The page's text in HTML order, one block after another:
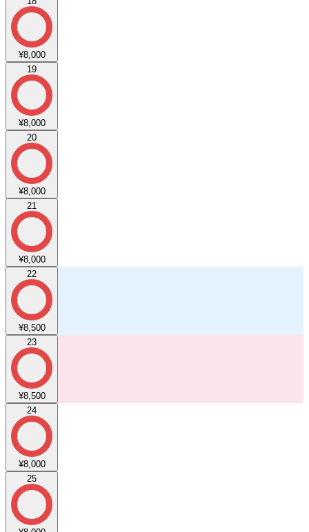
¥8,000
19
¥8,000
20
¥8,000
21
¥8,000
22
¥8,500
23
¥8,500
24
¥8,000
25